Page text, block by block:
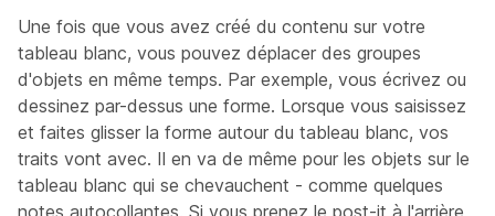
Une fois que vous avez créé du contenu sur votre
tableau blanc, vous pouvez déplacer des groupes
d'objets en même temps. Par exemple, vous écrivez ou
dessinez par-dessus une forme. Lorsque vous saisissez
et faites glisser la forme autour du tableau blanc, vos
traits vont avec. Il en va de même pour les objets sur le
tableau blanc qui se chevauchent - comme quelques
notes autocollantes. Si vous prenez le post-it à l'arrière